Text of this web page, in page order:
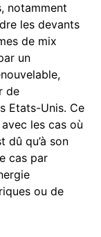
notamment
les devants
de mix
un
de
Etats-Unis. Ce
les cas où
dû qu’à son
cas par
ou de